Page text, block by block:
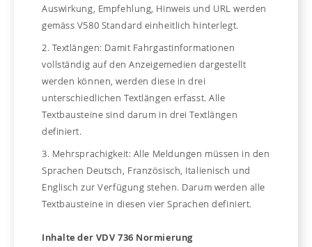
Auswirkung, Empfehlung, Hinweis und URL werden
gemäss V580 Standard einheitlich hinterlegt.
2. Textlängen: Damit Fahrgastinformationen
vollständig auf den Anzeigemedien dargestellt
werden können, werden diese in drei
unterschiedlichen Textlängen erfasst. Alle
Textbausteine sind darum in drei Textlängen
definiert.
3. Mehrsprachigkeit: Alle Meldungen müssen in den
Sprachen Deutsch, Französisch, Italienisch und
Englisch zur Verfügung stehen. Darum werden alle
Textbausteine in diesen vier Sprachen definiert.
Inhalte der VDV 736 Normierung